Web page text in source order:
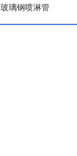
玻璃钢喷淋管